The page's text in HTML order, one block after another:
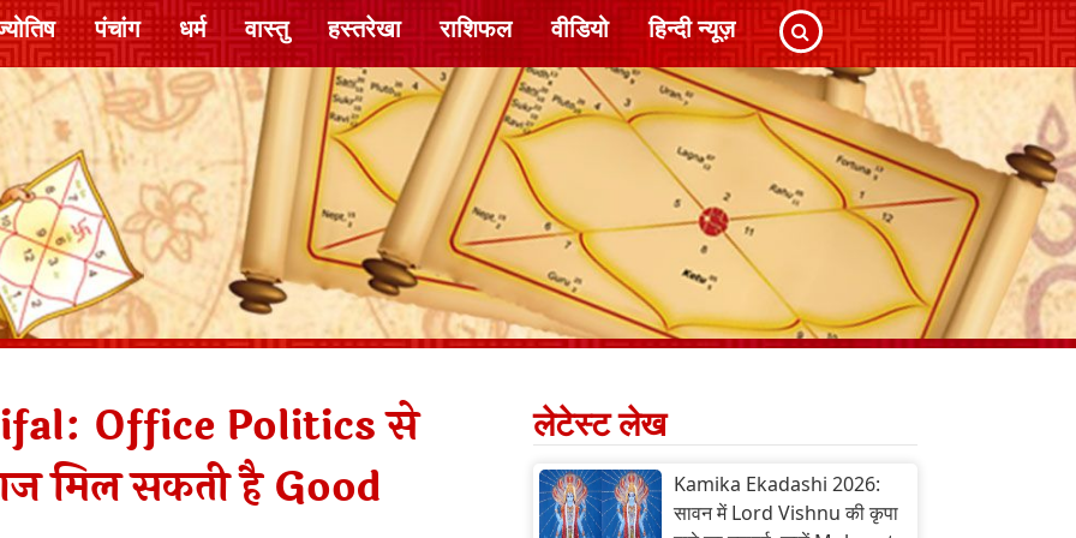
पंचांग धर्म वास्तु हस्तरेखा राशिफल वीडियो हिन्दी न्यूज़
Office Politics से
मिल सकती है Good
लेटेस्ट लेख
Kamika Ekadashi 2026:
सावन में Lord Vishnu की कृपा